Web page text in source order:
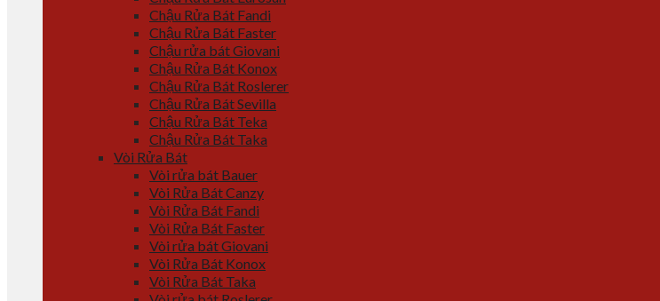
Chậu Rửa Bát Fandi
Chậu Rửa Bát Faster
Chậu rửa bát Giovani
Chậu Rửa Bát Konox
Chậu Rửa Bát Roslerer
Chậu Rửa Bát Sevilla
Chậu Rửa Bát Teka
Chậu Rửa Bát Taka
Vòi Rửa Bát
Vòi rửa bát Bauer
Vòi Rửa Bát Canzy
Vòi Rửa Bát Fandi
Vòi Rửa Bát Faster
Vòi rửa bát Giovani
Vòi Rửa Bát Konox
Vòi Rửa Bát Taka